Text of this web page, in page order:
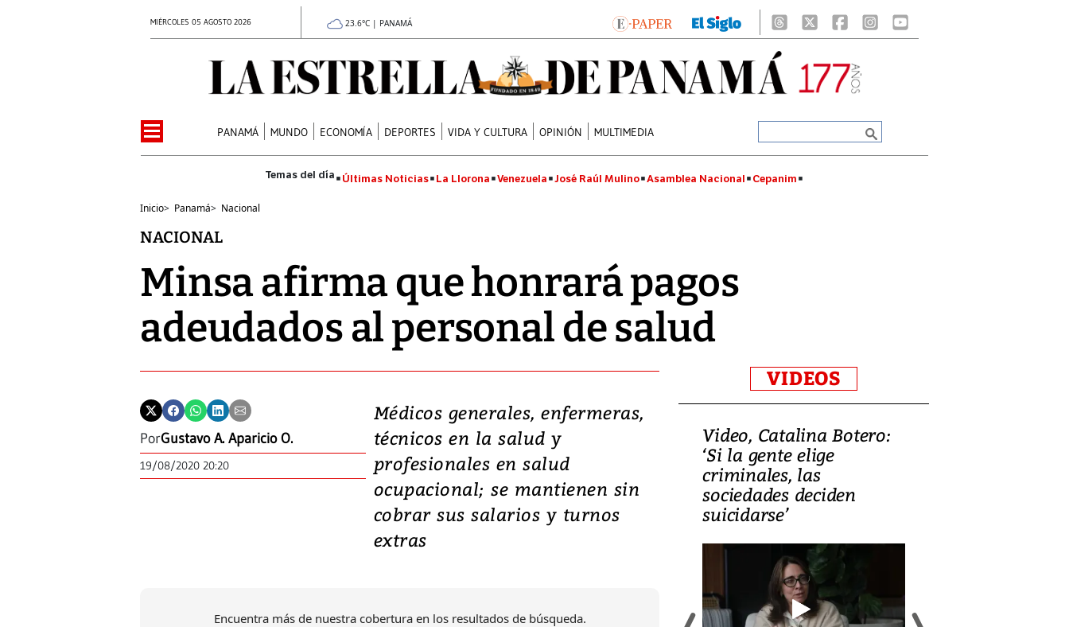
MIÉRCOLES 05 AGOSTO 2026 23.6°C | PANAMÁ
PANAMÁ MUNDO ECONOMÍA DEPORTES VIDA Y CULTURA OPINIÓN MULTIMEDIA
Últimas Noticias La Llorona Venezuela José Raúl Mulino Asamblea Nacional Cepanim
Inicio> Panamá> Nacional
NACIONAL
Minsa afirma que honrará pagos
adeudados al personal de salud
PorGustavo A. Aparicio O.
19/08/2020 20:20
Médicos generales, enfermeras,
técnicos en la salud y
profesionales en salud
ocupacional; se mantienen sin
cobrar sus salarios y turnos
extras
Encuentra más de nuestra cobertura en los resultados de búsqueda.
VIDEOS
Video, Japón: Terremoto
deja heridos y graves
daños en Kumamoto
Video, Catalina Botero:
‘Si la gente elige
criminales, las
sociedades deciden
suicidarse’